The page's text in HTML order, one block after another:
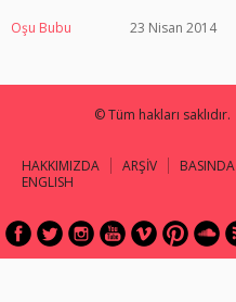
Oşu Bubu 23 Nisan 2014
© Tüm hakları
HAKKIMIZDA ARŞİV
ENGLISH